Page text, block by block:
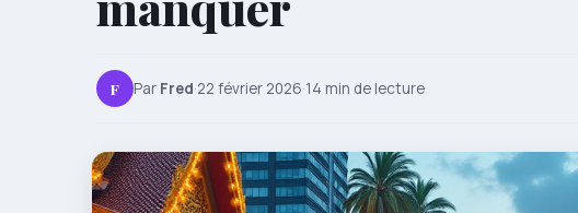
F Par Fred·22 février 2026·14 min de lecture